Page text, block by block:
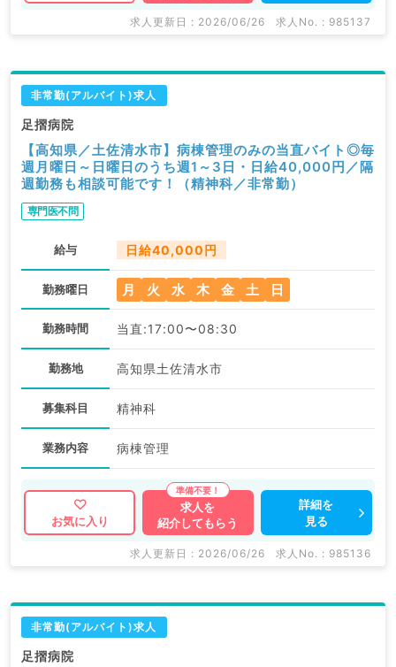
求人更新日 : 2026/06/26 求人No. : 985137
非常勤(アルバイト)求人
足摺病院
【高知県／土佐清水市】病棟管理のみの当直バイト◎毎
週月曜日～日曜日のうち週1～3日・日給40,000円／隔
週勤務も相談可能です！（精神科／非常勤）
専門医不問
給与 日給40,000円
勤務曜日 月 火 水 木 金 土 日
勤務時間 当直:17:00〜08:30
勤務地 高知県土佐清水市
募集科目 精神科
業務内容 病棟管理
お気に入り
求人を
紹介してもらう
詳細を
見る
求人更新日 : 2026/06/26 求人No. : 985136
非常勤(アルバイト)求人
足摺病院